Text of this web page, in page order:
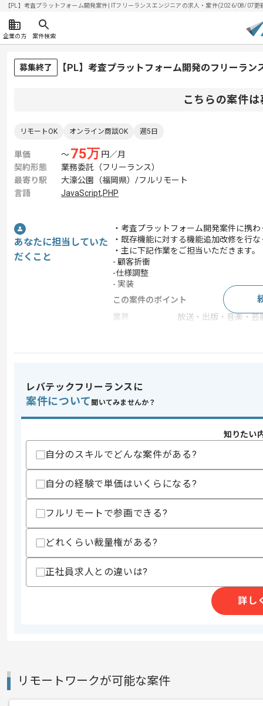
【PL】考査プラットフォーム開発案件| ITフリーランスエンジニアの求人・案件(2026/08/07更
企業の方 案件検索
募集終了 【PL】考査プラットフォーム開発のフリーラン
こちらの案件
リモートOK オンライン商談OK 週5日
単価 〜75万 円／月
契約形態
業務委託（フリーランス）
最寄り駅
大濠公園（福岡県）/フルリモート
言語
JavaScript,PHP
あなたに担当していた
だくこと
・考査プラットフォーム開発案件に携
・既存機能に対する機能追加改修を行
・主に下記作業をご担当いただきます。
- 顧客折衝
-仕様調整
- 実装
この案件のポイント
業界
放送・出版・音楽・芸
スキル
・Web開発 5年以上
・インフラ/クラウドの知識
スキルに不安がある方へ
上記に似た経験やスキルをお持ちであれば申
精算・お支払い
支払いサイト
エージェントからのコ
メント
レバテックでの実績がある企業の案件で
レバテックフリーランスに
案件について 聞いてみませんか？
知りたい
自分のスキルでどんな案件がある?
自分の経験で単価はいくらになる?
フルリモートで参画できる?
どれくらい裁量権がある?
正社員求人との違いは?
詳し
リモートワークが可能な案件